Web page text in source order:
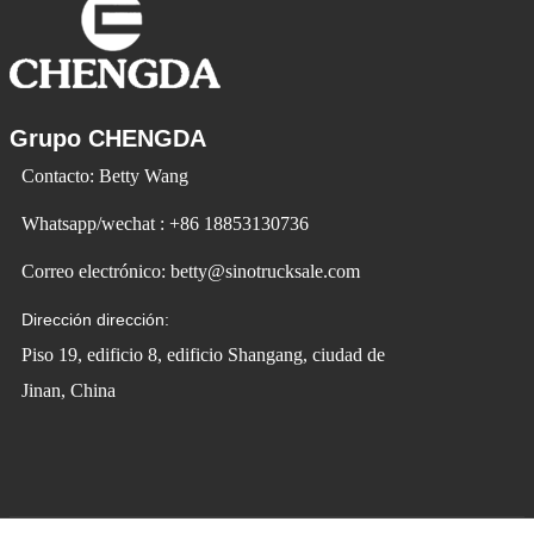
Grupo CHENGDA
Contacto: Betty Wang
Whatsapp/wechat : +86 18853130736
Correo electrónico: betty@sinotrucksale.com
Dirección dirección:
Piso 19, edificio 8, edificio Shangang, ciudad de
Jinan, China